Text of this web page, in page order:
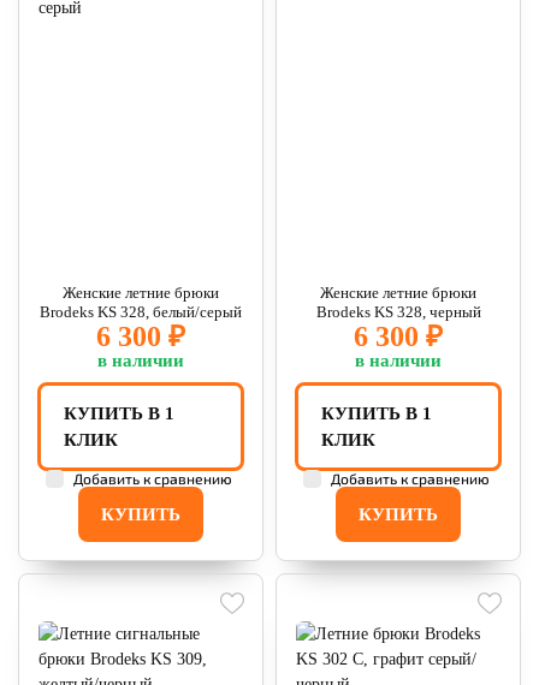
Женские летние брюки
Brodeks KS 328, белый/серый
6 300 ₽
в наличии
КУПИТЬ
КУПИТЬ В 1
КЛИК
Добавить к сравнению
Женские летние брюки
Brodeks KS 328, черный
6 300 ₽
в наличии
КУПИТЬ
КУПИТЬ В 1
КЛИК
Добавить к сравнению